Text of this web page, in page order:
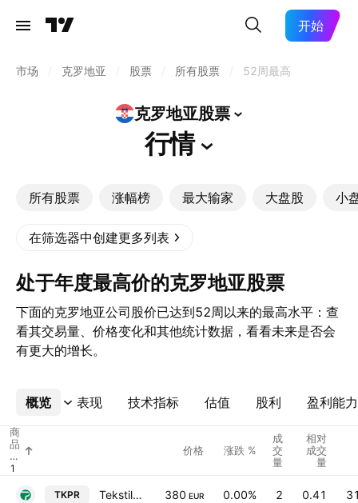
开始
市场 克罗地亚 股票 所有股票 52周最高
克罗地亚股票
行情
所有股票 涨幅榜 最大输家 大盘股 小
在筛选器中创建更多列表
处于年度最高价的克罗地亚股票
下面的克罗地亚公司股价已达到52周以来的最高水平：查
看其交易量、价格变化和其他统计数据，看看未来是否会
有更大的增长。
概览 表现 技术指标 估值 股利 盈利能力
更多
商
品
代
码
价格 涨跌 %
成
交
量
相对
成交
量
TKPR Tekstilpromet dd 380 EUR 0.00% 2 0.41